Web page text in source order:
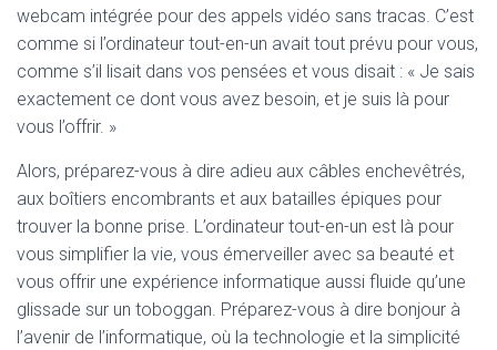
webcam intégrée pour des appels vidéo sans tracas. C’est
comme si l’ordinateur tout-en-un avait tout prévu pour vous,
comme s’il lisait dans vos pensées et vous disait : « Je sais
exactement ce dont vous avez besoin, et je suis là pour
vous l’offrir. »
Alors, préparez-vous à dire adieu aux câbles enchevêtrés,
aux boîtiers encombrants et aux batailles épiques pour
trouver la bonne prise. L’ordinateur tout-en-un est là pour
vous simplifier la vie, vous émerveiller avec sa beauté et
vous offrir une expérience informatique aussi fluide qu’une
glissade sur un toboggan. Préparez-vous à dire bonjour à
l’avenir de l’informatique, où la technologie et la simplicité